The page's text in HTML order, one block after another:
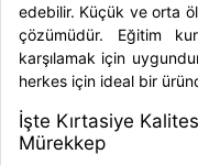
edebilir. Küçük ve orta
çözümüdür. Eğitim
karşılamak için
herkes için ideal bir
İşte Kırtasiye
Mürekkep